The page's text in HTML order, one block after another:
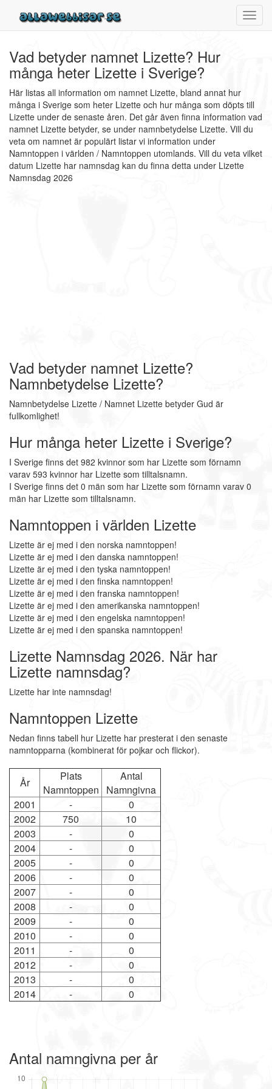
Vad betyder namnet Lizette? Hur
många heter Lizette i Sverige?
Här listas all information om namnet Lizette, bland annat hur
många i Sverige som heter Lizette och hur många som döpts till
Lizette under de senaste åren. Det går även finna information vad
namnet Lizette betyder, se under namnbetydelse Lizette. Vill du
veta om namnet är populärt listar vi information under
Namntoppen i världen / Namntoppen utomlands. Vill du veta vilket
datum Lizette har namnsdag kan du finna detta under Lizette
Namnsdag 2026
Vad betyder namnet Lizette?
Namnbetydelse Lizette?
Namnbetydelse Lizette / Namnet Lizette betyder Gud är
fullkomlighet!
Hur många heter Lizette i Sverige?
I Sverige finns det 982 kvinnor som har Lizette som förnamn
varav 593 kvinnor har Lizette som tilltalsnamn.
I Sverige finns det 0 män som har Lizette som förnamn varav 0
män har Lizette som tilltalsnamn.
Namntoppen i världen Lizette
Lizette är ej med i den norska namntoppen!
Lizette är ej med i den danska namntoppen!
Lizette är ej med i den tyska namntoppen!
Lizette är ej med i den finska namntoppen!
Lizette är ej med i den franska namntoppen!
Lizette är ej med i den amerikanska namntoppen!
Lizette är ej med i den engelska namntoppen!
Lizette är ej med i den spanska namntoppen!
Lizette Namnsdag 2026. När har
Lizette namnsdag?
Lizette har inte namnsdag!
Namntoppen Lizette
Nedan finns tabell hur Lizette har presterat i den senaste
namntopparna (kombinerat för pojkar och flickor).
År
Plats
Namntoppen
Antal
Namngivna
2001
-
0
2002
750
10
2003
-
0
2004
-
0
2005
-
0
2006
-
0
2007
-
0
2008
-
0
2009
-
0
2010
-
0
2011
-
0
2012
-
0
2013
-
0
2014
- 0
Antal namngivna per år